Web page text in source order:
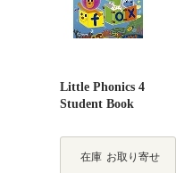
Little Phonics 4
Student Book
在庫 お取り寄せ